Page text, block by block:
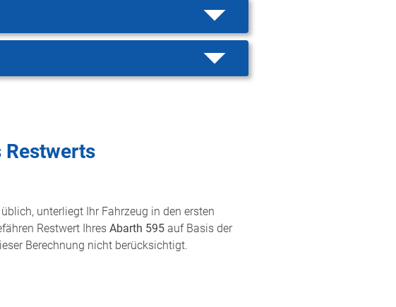
Restwerts
unterliegt Ihr Fahrzeug in den ersten
Restwert Ihres Abarth 595 auf Basis der
Berechnung nicht berücksichtigt.